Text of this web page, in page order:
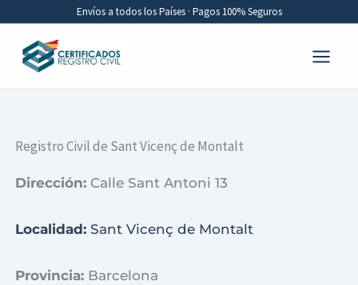
contenido
Envíos a todos los Países · Pagos 100% Seguros
Registro Civil de Sant Vicenç de Montalt
Dirección: Calle Sant Antoni 13
Localidad:Sant Vicenç de Montalt
Provincia: Barcelona